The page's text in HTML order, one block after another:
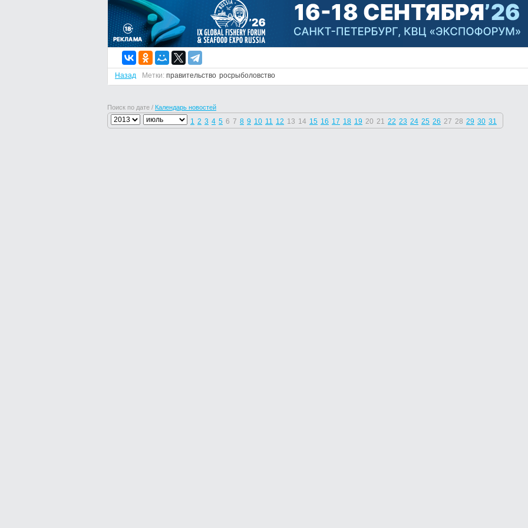
Назад Метки: правительство росрыболовство
Поиск по дате / Календарь новостей
1 2 3 4 5 6 7 8 9 10 11 12 13 14 15 16 17 18 19 20 21 22 23 24 25 26 27 28 29 30 31